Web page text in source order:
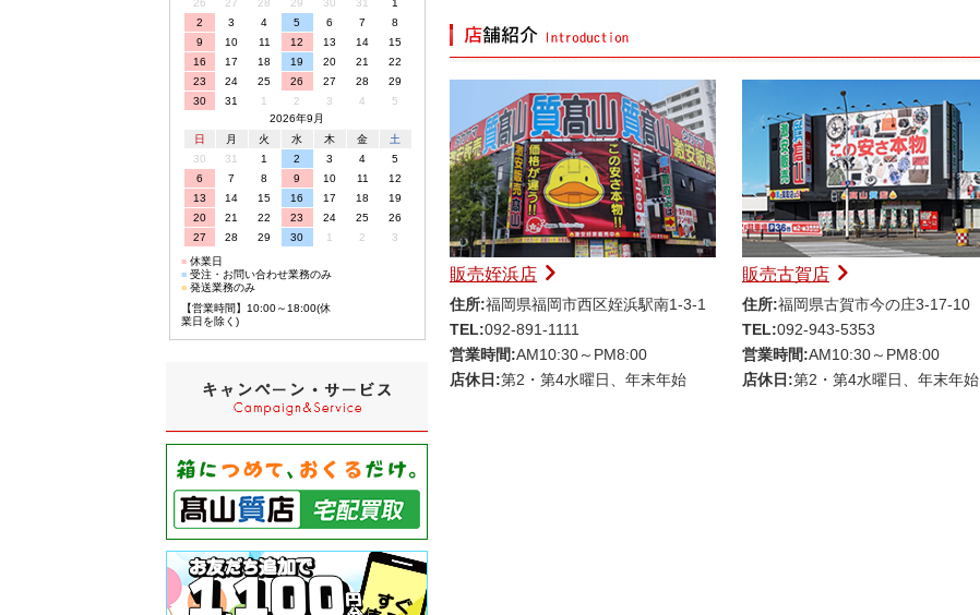
販売姪浜店
住所:福岡県福岡市西区姪浜駅南1-3-1
TEL:092-891-1111
営業時間:AM10:30～PM8:00
店休日:第2・第4水曜日、年末年始
販売古賀店
住所:福岡県古賀市今の庄3-17-10
TEL:092-943-5353
営業時間:AM10:30～PM8:00
店休日:第2・第4水曜日、年末年始
26
27 28 29 30 31
1
2
3 4 5 6 7
8
9
10 11 12 13 14
15
16
17 18 19 20 21
22
23
24 25 26 27 28
29
30
31 1 2 3 4
5
2026年9月
日
月 火 水 木 金
土
30
31 1 2 3 4
5
6
7 8 9 10 11
12
13
14 15 16 17 18
19
20
21 22 23 24 25
26
27
28 29 30 1 2
3
■休業日
■受注・お問い合わせ業務のみ
■発送業務のみ
【営業時間】10:00～18:00(休
業日を除く)